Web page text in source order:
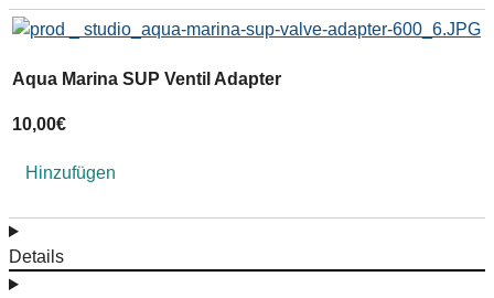
Aqua Marina SUP Ventil Adapter
10,00€
Hinzufügen
Details